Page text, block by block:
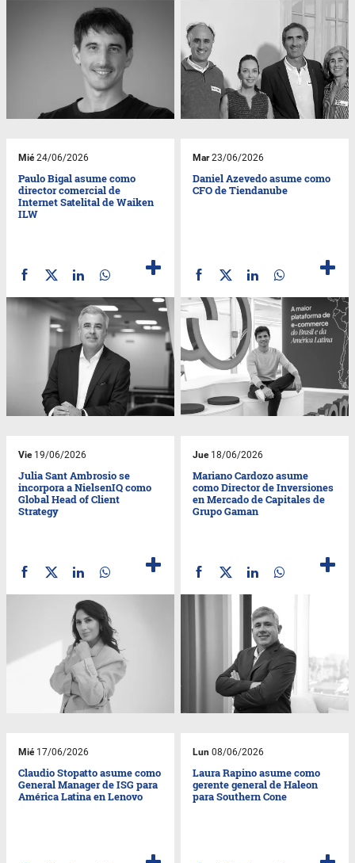
Mié24/06/2026
Paulo Bigal asume como
director comercial de
Internet Satelital de Waiken
ILW
Mar23/06/2026
Daniel Azevedo asume como
CFO de Tiendanube
Vie19/06/2026
Julia Sant Ambrosio se
incorpora a NielsenIQ como
Global Head of Client
Strategy
Jue18/06/2026
Mariano Cardozo asume
como Director de Inversiones
en Mercado de Capitales de
Grupo Gaman
Mié17/06/2026
Claudio Stopatto asume como
General Manager de ISG para
América Latina en Lenovo
Lun 08/06/2026
Laura Rapino asume como
gerente general de Haleon
para Southern Cone